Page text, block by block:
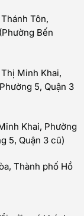
Tôn,
Bến
Minh Khai,
5, Quận 3
Khai, Phường
5, Quận 3 cũ)
Thành phố Hồ